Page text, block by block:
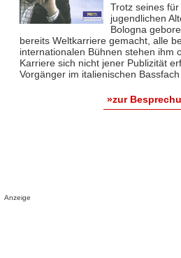
Trotz seines
jugendlichen
Bologna
bereits Weltkarriere gemacht, alle
internationalen Bühnen stehen ihm
Karriere sich nicht jener Publizität
Vorgänger im italienischen
»zur
Anzeige